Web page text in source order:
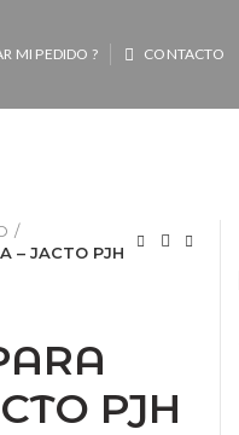
MI PEDIDO ? CONTACTO
– JACTO PJH
PJH